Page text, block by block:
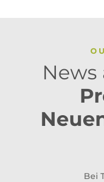
News
Bei